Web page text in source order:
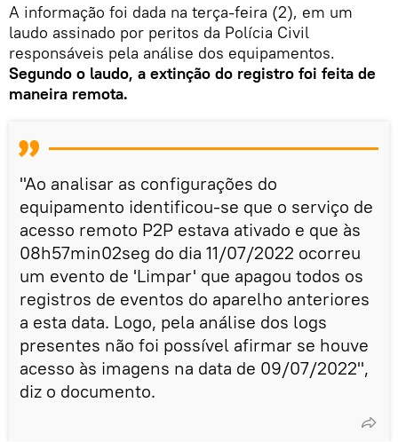
A informação foi dada na terça-feira (2), em um
laudo assinado por peritos da Polícia Civil
responsáveis pela análise dos equipamentos.
Segundo o laudo, a extinção do registro foi feita de
maneira remota.
"Ao analisar as configurações do
equipamento identificou-se que o serviço de
acesso remoto P2P estava ativado e que às
08h57min02seg do dia 11/07/2022 ocorreu
um evento de 'Limpar' que apagou todos os
registros de eventos do aparelho anteriores
a esta data. Logo, pela análise dos logs
presentes não foi possível afirmar se houve
acesso às imagens na data de 09/07/2022",
diz o documento.